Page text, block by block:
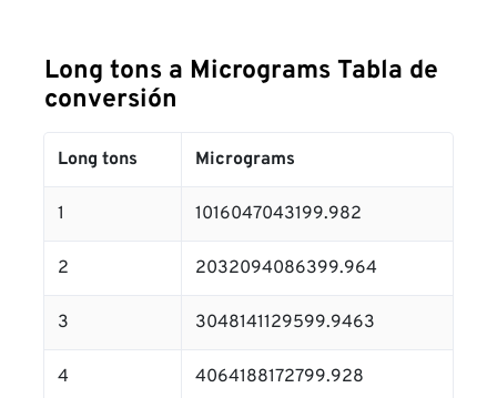
Long tons a Micrograms Tabla de
conversión
Long tons Micrograms
1 1016047043199.982
2 2032094086399.964
3 3048141129599.9463
4 4064188172799.928